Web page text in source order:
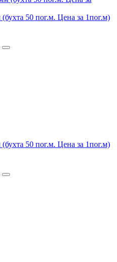
50 пог.м. Цена за 1пог.м)
50 пог.м. Цена за 1пог.м)